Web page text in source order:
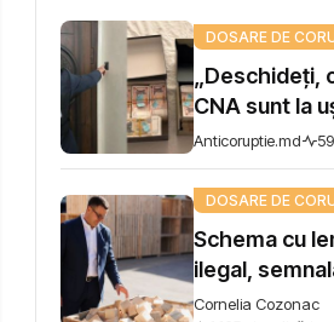
DOSARE DE
„Deschideți,
CNA sunt la
șef de
reținut
influență
Anticoruptie.md
DOSARE DE
Schema cu
ilegal,
Harta
Cornelia Cozonac